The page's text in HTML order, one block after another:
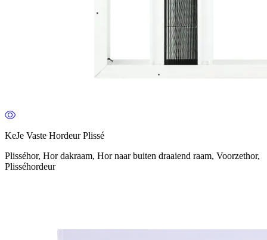
KeJe Vaste Hordeur Plissé
Plisséhor, Hor dakraam, Hor naar buiten draaiend raam, Voorzethor,
Plisséhordeur